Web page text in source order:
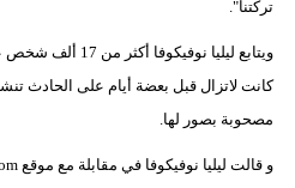
تركتنا".
ويتابع ليليا
كانت لاتزال قبل بعضة أيام على الحادث
مصحوبة بصور لها.